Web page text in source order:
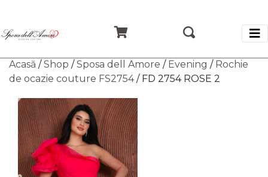
Acasă /Shop /Sposa dell Amore / Evening / Rochie
de ocazie couture FS2754/ FD 2754 ROSE 2